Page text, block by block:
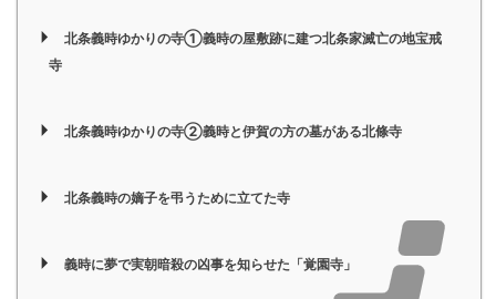
北条義時ゆかりの寺①義時の屋敷跡に建つ北条家滅亡の地宝戒
寺
北条義時ゆかりの寺②義時と伊賀の方の墓がある北條寺
北条義時の嫡子を弔うために立てた寺
義時に夢で実朝暗殺の凶事を知らせた「覚園寺」